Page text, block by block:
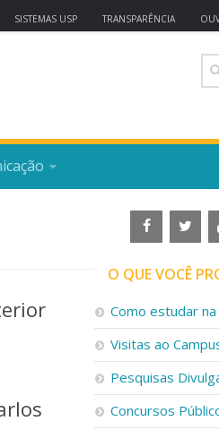
SISTEMAS USP TRANSPARÊNCIA
O QUE VOCÊ
Como estudar na
Visitas ao
Pesquisas
Concursos